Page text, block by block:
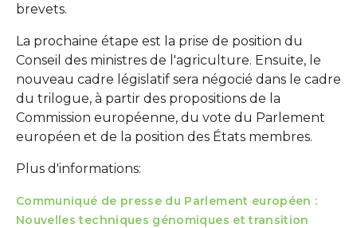
brevets.
La prochaine étape est la prise de position du
Conseil des ministres de l'agriculture. Ensuite, le
nouveau cadre législatif sera négocié dans le cadre
du trilogue, à partir des propositions de la
Commission européenne, du vote du Parlement
européen et de la position des États membres.
Plus d'informations:
Communiqué de presse du Parlement européen :
Nouvelles techniques génomiques et transition